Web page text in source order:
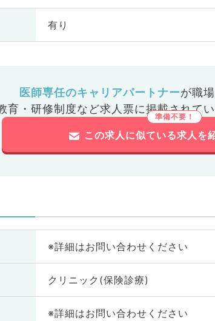
有り
医師専任のキャリアパートナーが職
育・研修制度など求人票に掲載されて
この求人に似ている求人を
※詳細はお問い合わせください
クリニック(保険診療)
※詳細はお問い合わせください